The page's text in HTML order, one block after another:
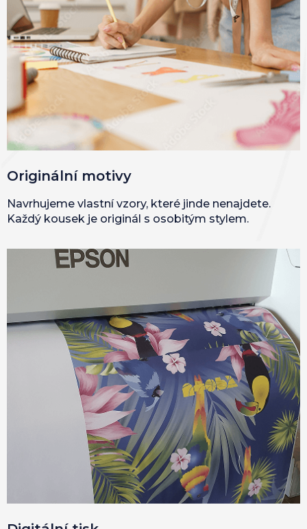
Originální motivy
Navrhujeme vlastní vzory, které jinde nenajdete.
Každý kousek je originál s osobitým stylem.